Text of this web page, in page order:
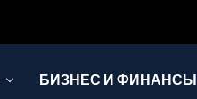
БИЗНЕС И ФИНАНСЫ